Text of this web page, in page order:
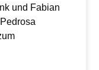
und Fabian